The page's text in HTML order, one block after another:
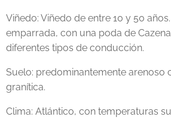
Viñedo: Viñedo de entre 10 y 50
emparrada, con una poda de
diferentes tipos de conducción.
Suelo: predominantemente arenoso
granítica.
Clima: Atlántico, con temperaturas